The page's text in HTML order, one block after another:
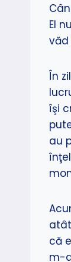
El
În
îşi
au
că
m-